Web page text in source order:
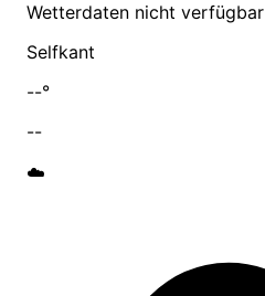
Wetterdaten nicht verfügbar
Selfkant
--°
--
☁️